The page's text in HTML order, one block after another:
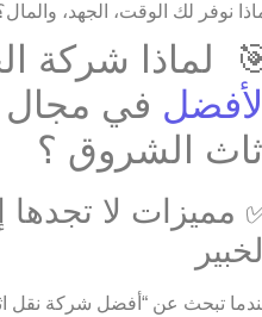
نوفر لك الوقت، الجهد،
لماذا شركة
في
الشروق ؟
مميزات لا تجدها
تبحث عن “أفضل شركة نقل